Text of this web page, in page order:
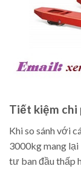
Tiết kiệm chi
Khi so sánh với
3000kg mang
tư ban đầu thấp